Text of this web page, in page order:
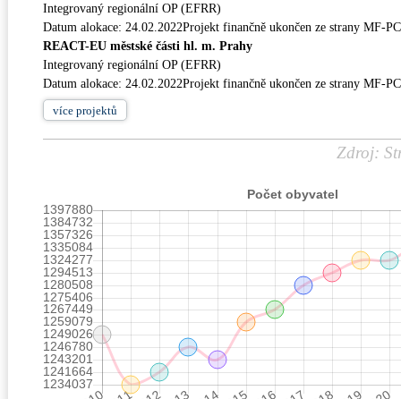
Integrovaný regionální OP (EFRR)
Datum alokace: 24.02.2022Projekt finančně ukončen ze strany MF-
REACT-EU městské části hl. m. Prahy
Integrovaný regionální OP (EFRR)
Datum alokace: 24.02.2022Projekt finančně ukončen ze strany MF-
více projektů
Zdroj: